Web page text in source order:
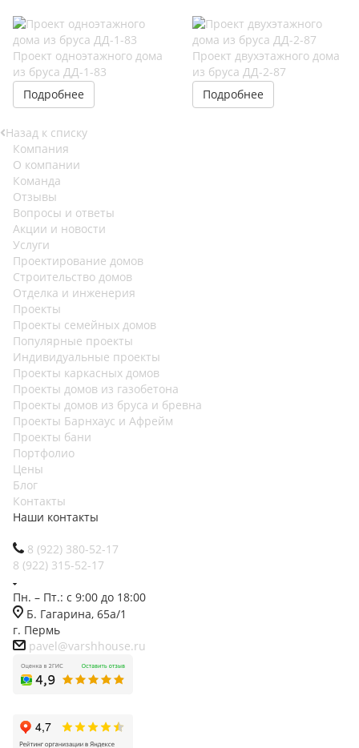
Проект одноэтажного дома
из бруса ДД-1-83
Подробнее
Проект двухэтажного дома
из бруса ДД-2-87
Подробнее
Назад к списку
Компания
О компании
Команда
Отзывы
Вопросы и ответы
Акции и новости
Услуги
Проектирование домов
Строительство домов
Отделка и инженерия
Проекты
Проекты семейных домов
Популярные проекты
Индивидуальные проекты
Проекты каркасных домов
Проекты домов из газобетона
Проекты домов из бруса и бревна
Проекты Барнхаус и Афрейм
Проекты бани
Портфолио
Цены
Блог
Контакты
Наши контакты
8 (922) 380-52-17
8 (922) 315-52-17
Пн. – Пт.: с 9:00 до 18:00
Б. Гагарина, 65а/1
г. Пермь
pavel@varshhouse.ru